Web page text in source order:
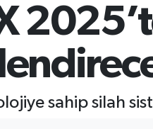
sahip silah